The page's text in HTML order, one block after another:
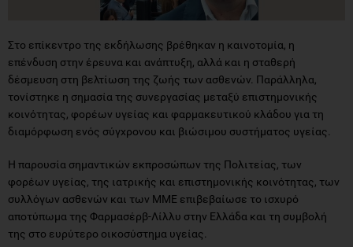
Στο επίκεντρο της εκδήλωσης βρέθηκαν η καινοτομία, η
επένδυση στην έρευνα και ανάπτυξη, αλλά και η σταθερή
δέσμευση στη βελτίωση της ζωής των ασθενών. Παράλληλα,
τονίστηκε η σημασία της συνεργασίας μεταξύ επιστημονικής
κοινότητας, φορέων υγείας και φαρμακευτικού κλάδου για τη
διαμόρφωση ενός σύγχρονου και βιώσιμου συστήματος υγείας.
Η παρουσία σημαντικών εκπροσώπων της Πολιτείας, των
φορέων υγείας, της ιατρικής και επιστημονικής κοινότητας, των
συλλόγων ασθενών και των ΜΜΕ επιβεβαίωσε το ισχυρό
αποτύπωμα της Φαρμασέρβ-Λίλλυ στην Ελλάδα και τη συμβολή
της στο ευρύτερο οικοσύστημα υγείας.